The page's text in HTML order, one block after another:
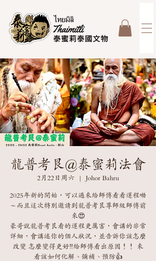
龍普考艮@泰蜜莉法會
2月22日周六
  |
Johor Bahru
2025年新的開始，可以過來給師傅看看運程呦
～而且這次特別邀請到龍普考艮尊師級師傅前
來😍
豪哥說龍普考艮看的運程更厲害，會講的非常
詳細，會講述你的個人狀況，並告訴你該怎麼
改變 怎麼變得更好‼️給師傅看出原因！！ 來
看該如何化解、彌補、預防👍